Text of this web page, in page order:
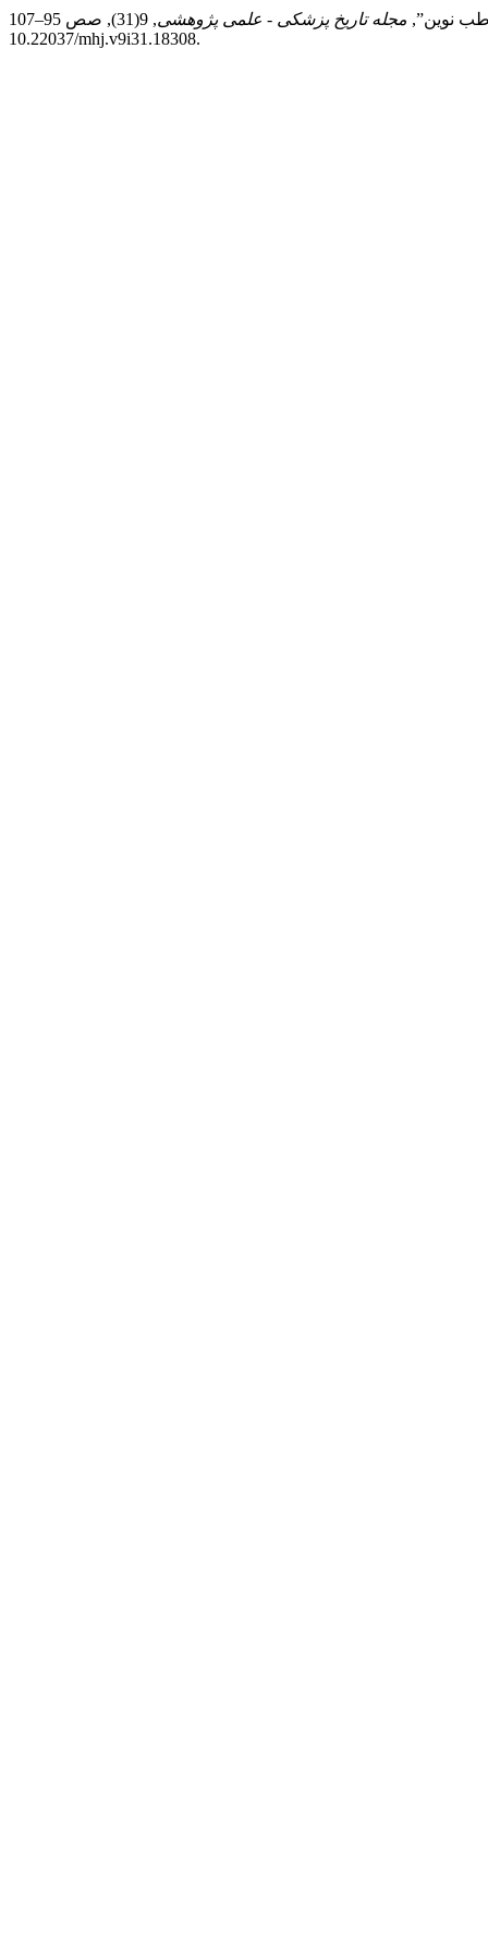
مجله تاریخ پزشکی - علمی پژوهشی
, 9(31), صص 95–107. doi:
10.22037/mhj.v9i31.18308.